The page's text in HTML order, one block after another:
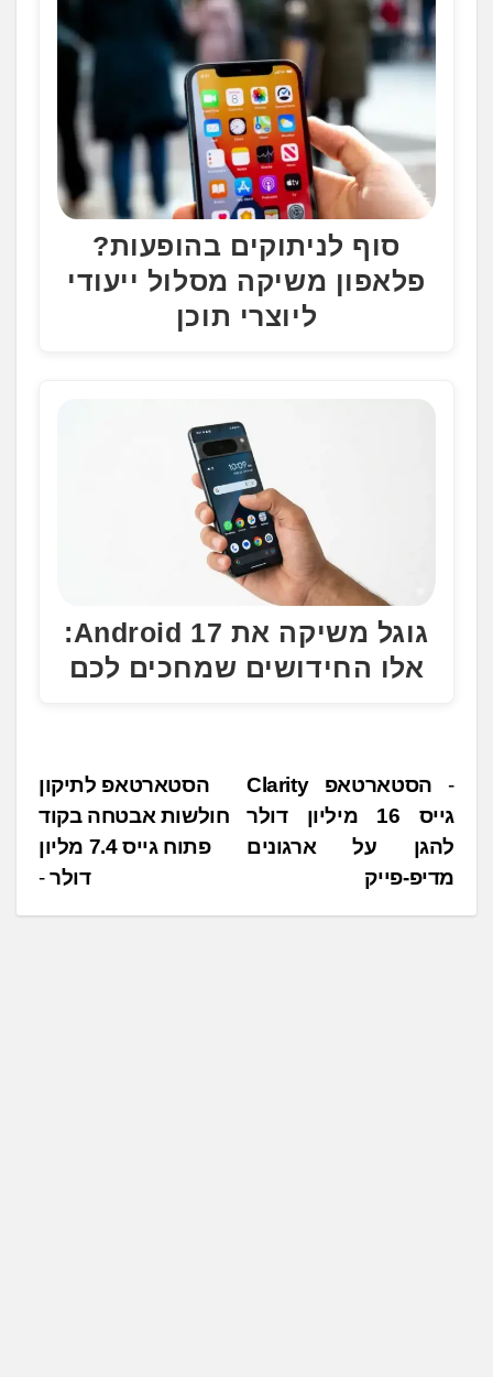
סוף לניתוקים בהופעות?
פלאפון משיקה מסלול ייעודי
ליוצרי תוכן
גוגל משיקה את Android 17:
אלו החידושים שמחכים לכם
נ
י
ו
הסטארטאפ לתיקון
חולשות אבטחה בקוד
פתוח גייס 7.4 מליון
דולר
הסטארטאפ Clarity
גייס 16 מיליון דולר
להגן על ארגונים
מדיפ-פייק